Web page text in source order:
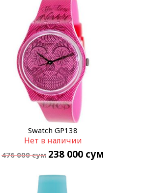
Swatch GP138
Нет в наличии
476 000сум 238 000 сум